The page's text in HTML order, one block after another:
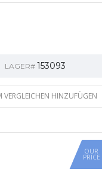
LAGER# 153093
VERGLEICHEN HINZUFÜGEN
OUR
PRICE